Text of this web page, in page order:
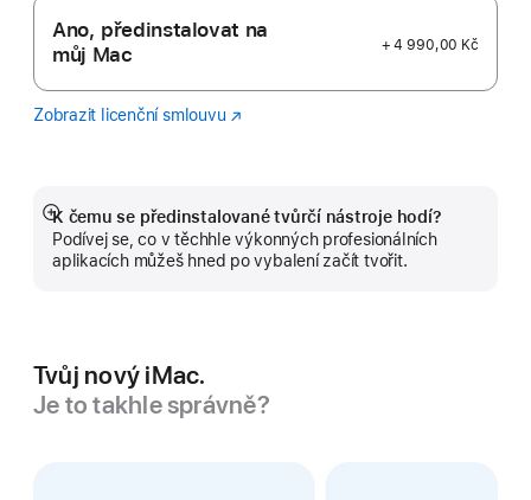
Ano, předinstalovat na
můj Mac
+ 4 990,00 Kč
Zobrazit licenční smlouvu Logic
(Otevře
K čemu se předinstalované tvůrčí nástroje hodí?
Podívej se, co v těchhle výkonných profesionálních
aplikacích můžeš hned po vybalení začít tvořit.
Zobrazit
více
Tvůj nový iMac.
Je to takhle správně?